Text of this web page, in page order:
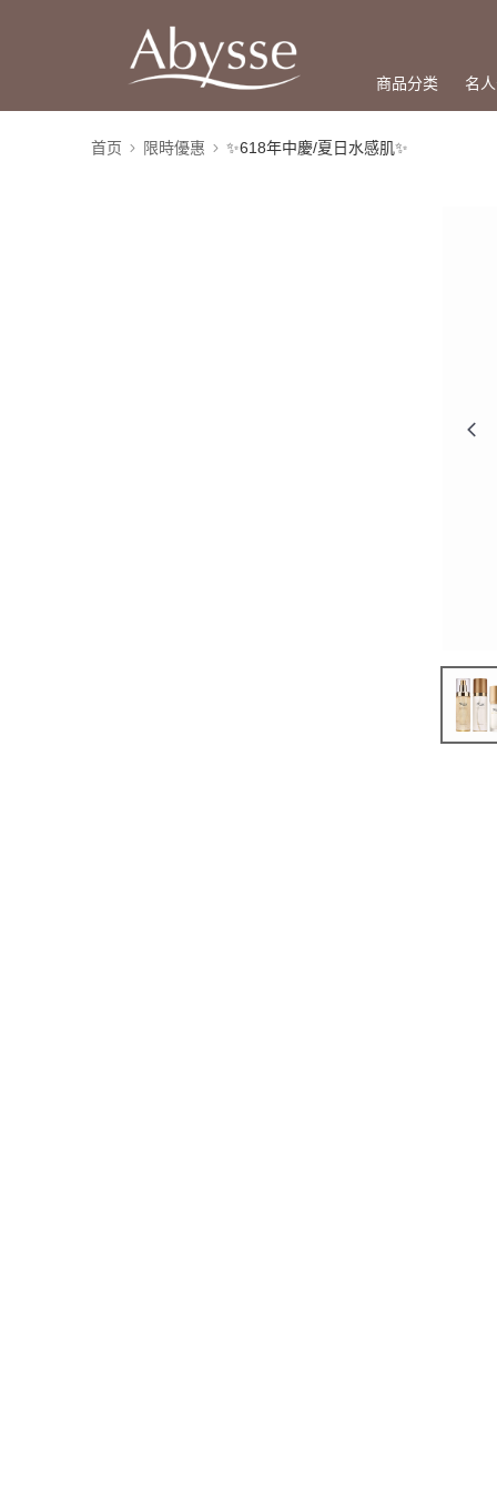
商品分类 名
首页 限時優惠 ✨618年中慶/夏日水感肌✨